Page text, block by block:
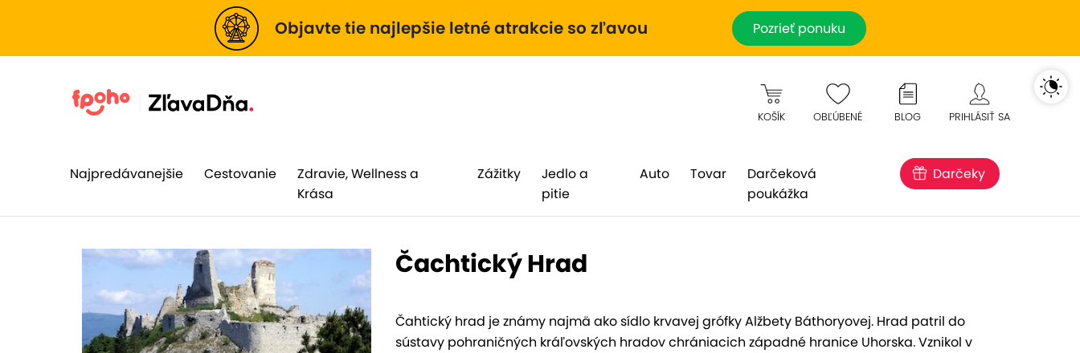
Objavte tie najlepšie letné atrakcie so zľavou Pozrieť ponuku
KOŠÍK OBĽÚBENÉ BLOG PRIHLÁSIŤ SA
Najpredávanejšie Cestovanie
Zdravie, Wellness a
Krása
Zážitky
Jedlo a
pitie
Auto Tovar
Darčeková
poukážka
Darčeky
Čachtický Hrad
Čahtický hrad je známy najmä ako sídlo krvavej grófky Alžbety Báthoryovej. Hrad patril do
sústavy pohraničných kráľovských hradov chrániacich západné hranice Uhorska. Vznikol v